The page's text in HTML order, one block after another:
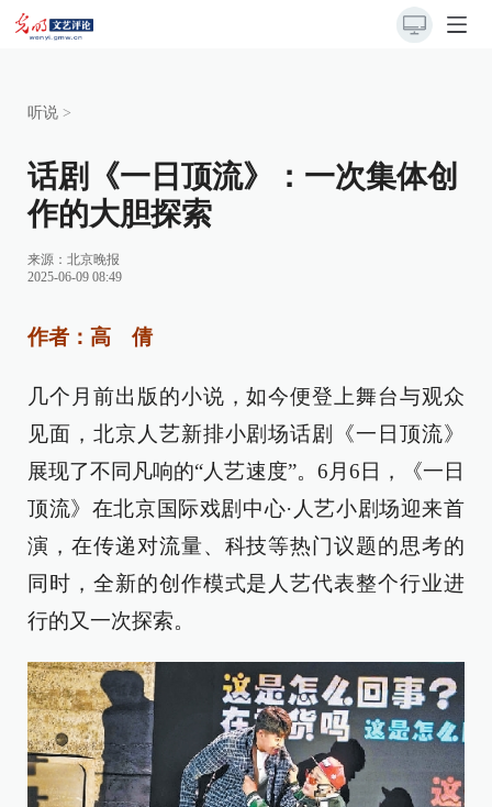
听说 >
话剧《一日顶流》：一次集体创
作的大胆探索
来源： 北京晚报
2025-06-09 08:49
作者：高 倩
几个月前出版的小说，如今便登上舞台与观众
见面，北京人艺新排小剧场话剧《一日顶流》
展现了不同凡响的“人艺速度”。6月6日，《一日
顶流》在北京国际戏剧中心·人艺小剧场迎来首
演，在传递对流量、科技等热门议题的思考的
同时，全新的创作模式是人艺代表整个行业进
行的又一次探索。